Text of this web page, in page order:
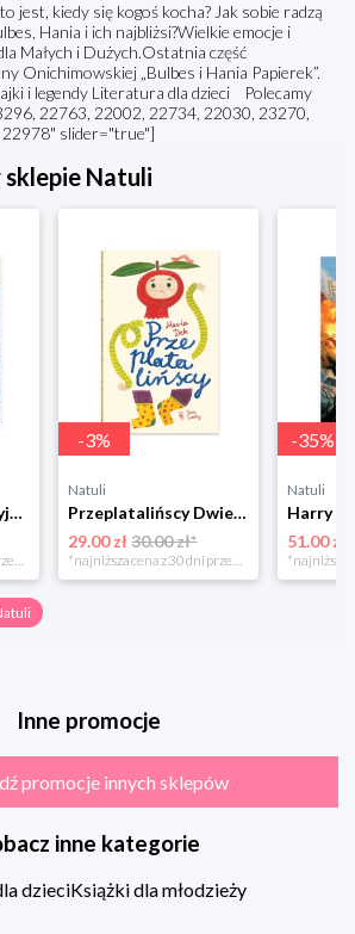
jest, kiedy się kogoś kocha? Jak sobie radzą
Hania i ich najbliżsi?Wielkie emocje i
Małych i Dużych.Ostatnia część
Onichimowskiej „Bulbes i Hania Papierek”.
i legendy Literatura dla dzieci Polecamy
22763, 22002, 22734, 22030, 23270,
slider="true"]
Natuli
Mój ojciec, mój przyjaciel Element
*najniższa cena z 30 dni przed obniżką
-3%
Natuli
Przeplatalińscy Dwie siostry
29.00 zł 30.00 zł*
*najniższa cena z 30 dni przed obniżką
-35%
Natuli
51.00 zł
Inne promocje
promocje innych sklepów
inne kategorie
dzieciKsiążki dla młodzieży